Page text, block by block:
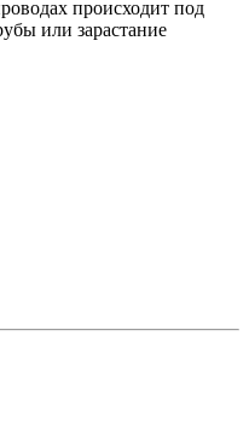
происходит под
или зарастание